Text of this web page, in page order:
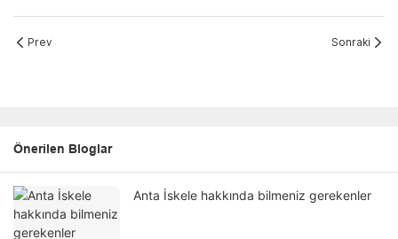
Prev Sonraki
Önerilen Bloglar
Anta İskele hakkında bilmeniz gerekenler